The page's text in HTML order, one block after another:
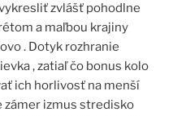
zvlášť pohodlne
a maľbou krajiny
. Dotyk rozhranie
, zatiaľ čo bonus kolo
ich horlivosť na menší
izmus stredisko